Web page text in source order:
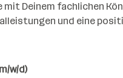
Deinem fachlichen
und eine
w/d)